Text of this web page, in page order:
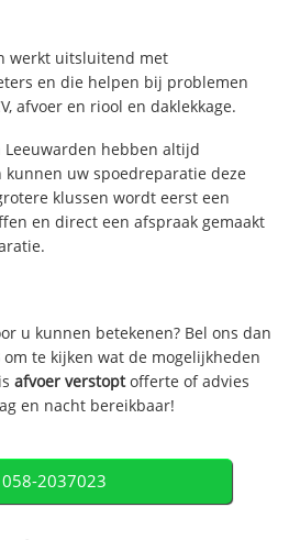
werkt uitsluitend met
en die helpen bij problemen
afvoer en riool en daklekkage.
Leeuwarden hebben altijd
kunnen uw spoedreparatie deze
klussen wordt eerst een
en direct een afspraak gemaakt
u kunnen betekenen? Bel ons dan
om te kijken wat de mogelijkheden
afvoer verstoptofferte of advies
en nacht bereikbaar!
058-2037023